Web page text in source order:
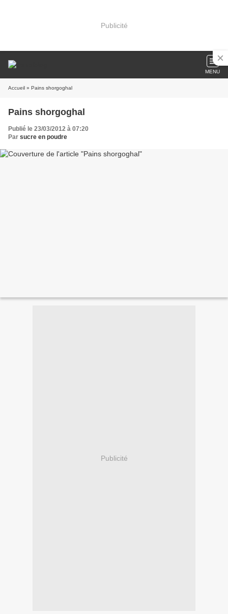
Publicité
MENU
Accueil » Pains shorgoghal
Pains shorgoghal
Publié le 23/03/2012 à 07:20
Par sucre en poudre
Publicité